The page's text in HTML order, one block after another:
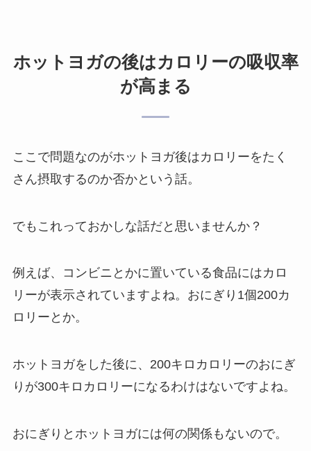
ホットヨガの後はカロリーの吸収率
が高まる
ここで問題なのがホットヨガ後はカロリーをたく
さん摂取するのか否かという話。
でもこれっておかしな話だと思いませんか？
例えば、コンビニとかに置いている食品にはカロ
リーが表示されていますよね。おにぎり1個200カ
ロリーとか。
ホットヨガをした後に、200キロカロリーのおにぎ
りが300キロカロリーになるわけはないですよね。
おにぎりとホットヨガには何の関係もないので。